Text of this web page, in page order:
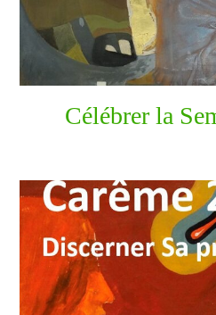
Célébrer la